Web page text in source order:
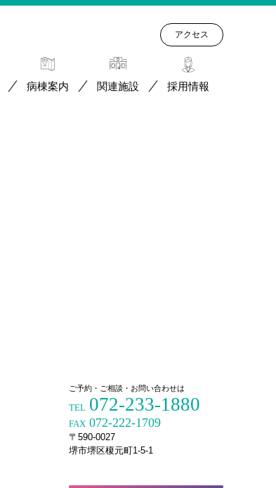
病棟案内 関連施設 採用情報
アクセス
ご予約・ご相談・お問い合わせは
TEL 072-233-1880
FAX 072-222-1709
〒590-0027
堺市堺区榎元町1-5-1